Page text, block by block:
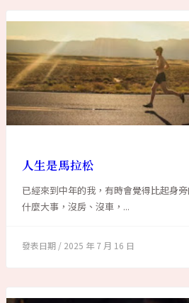
人生是馬拉松
已經來到中年的我，有時會覺得比起身
什麼大事，沒房、沒車，...
2025 年 7 月 16 日